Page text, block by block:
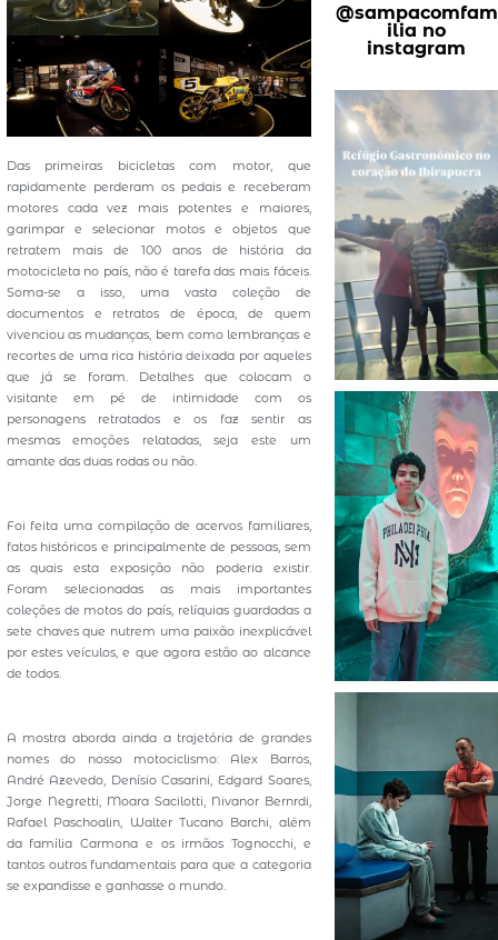
Das primeiras bicicletas com motor, que
rapidamente perderam os pedais e receberam
motores cada vez mais potentes e maiores,
garimpar e selecionar motos e objetos que
retratem mais de 100 anos de história da
motocicleta no país, não é tarefa das mais fáceis.
Soma-se a isso, uma vasta coleção de
documentos e retratos de época, de quem
vivenciou as mudanças, bem como lembranças e
recortes de uma rica história deixada por aqueles
que já se foram. Detalhes que colocam o
visitante em pé de intimidade com os
personagens retratados e os faz sentir as
mesmas emoções relatadas, seja este um
amante das duas rodas ou não.
Foi feita uma compilação de acervos familiares,
fatos históricos e principalmente de pessoas, sem
as quais esta exposição não poderia existir.
Foram selecionadas as mais importantes
coleções de motos do país, relíquias guardadas a
sete chaves que nutrem uma paixão inexplicável
por estes veículos, e que agora estão ao alcance
de todos.
A mostra aborda ainda a trajetória de grandes
nomes do nosso motociclismo: Alex Barros,
André Azevedo, Denísio Casarini, Edgard Soares,
Jorge Negretti, Moara Sacilotti, Nivanor Bernrdi,
Rafael Paschoalin, Walter Tucano Barchi, além
da família Carmona e os irmãos Tognocchi, e
tantos outros fundamentais para que a categoria
se expandisse e ganhasse o mundo.
@sampacomfam
ilia no
instagram